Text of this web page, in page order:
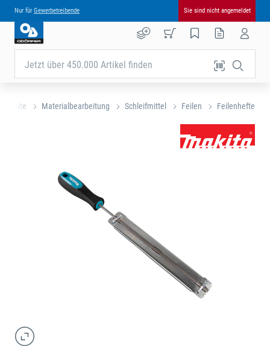
Nur für Gewerbetreibende Sie sind nicht angemeldet
Jetzt über 450.000 Artikel finden
Materialbearbeitung Schleifmittel Feilen Feilenhefte